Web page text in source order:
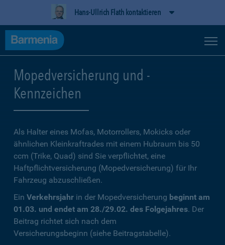
Hans-Ullrich Flath kontaktieren
Mopedversicherung und -
Kennzeichen
Als Halter eines Mofas, Motorrollers, Mokicks oder
ähnlichen Kleinkraftrades mit einem Hubraum bis 50
ccm (Trike, Quad) sind Sie verpflichtet, eine
Haftpflichtversicherung (Mopedversicherung) für Ihr
Fahrzeug abzuschließen.
Ein Verkehrsjahr in der Mopedversicherung beginnt am
01.03. und endet am 28./29.02. des Folgejahres. Der
Beitrag richtet sich nach dem
Versicherungsbeginn (siehe Beitragstabelle).